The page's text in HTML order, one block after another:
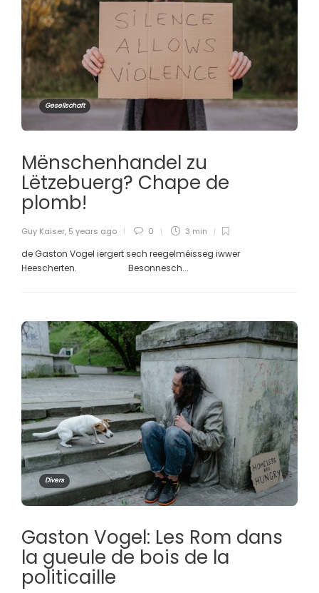
Gesellschaft
Mënschenhandel zu
Lëtzebuerg? Chape de
plomb!
Guy Kaiser, 5 years ago 0 3 min
de Gaston Vogel iergert sech reegelméisseg iwwer
Heescherten. Besonnesch...
Divers
Gaston Vogel: Les Rom dans
la gueule de bois de la
politicaille